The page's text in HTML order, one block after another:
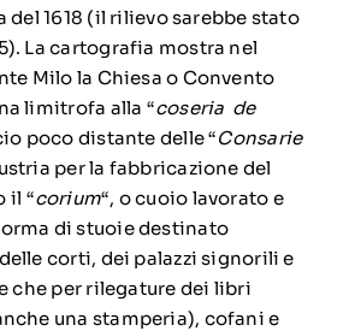
1618 (il rilievo sarebbe stato
La cartografia mostra nel
Milo la Chiesa o Convento
limitrofa alla “coseria de
poco distante delle “Consarie
per la fabbricazione del
il “corium“, o cuoio lavorato e
di stuoie destinato
corti, dei palazzi signorili e
che per rilegature dei libri
una stamperia), cofani e